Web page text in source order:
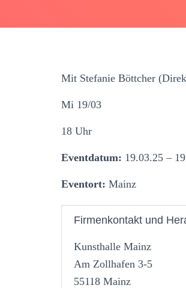
Mit Stefanie Böttcher
Mi 19/03
18 Uhr
Eventdatum: 19.03.25 –
Eventort: Mainz
Firmenkontakt und
Kunsthalle Mainz
Am Zollhafen 3-5
55118 Mainz